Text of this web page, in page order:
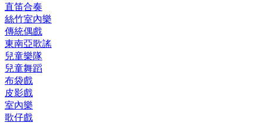
直笛合奏
絲竹室內樂
傳統偶戲
東南亞歌謠
兒童樂隊
兒童舞蹈
布袋戲
皮影戲
室內樂
歌仔戲